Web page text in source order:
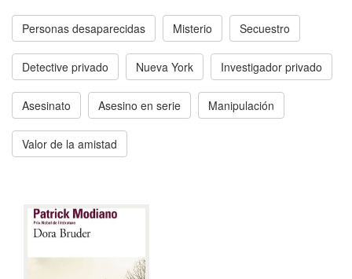
Personas desaparecidas Misterio Secuestro
Detective privado Nueva York Investigador privado
Asesinato Asesino en serie Manipulación
Valor de la amistad